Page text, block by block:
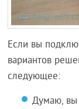
Если вы
вариантов
следующее:
Думаю, вы